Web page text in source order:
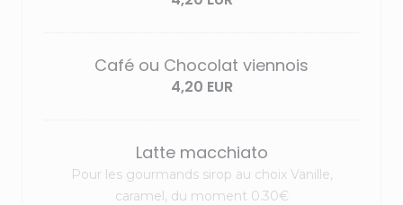
Café ou Chocolat viennois
4,20 EUR
Latte macchiato
Pour les gourmands sirop au choix Vanille,
caramel, du moment 0.30€